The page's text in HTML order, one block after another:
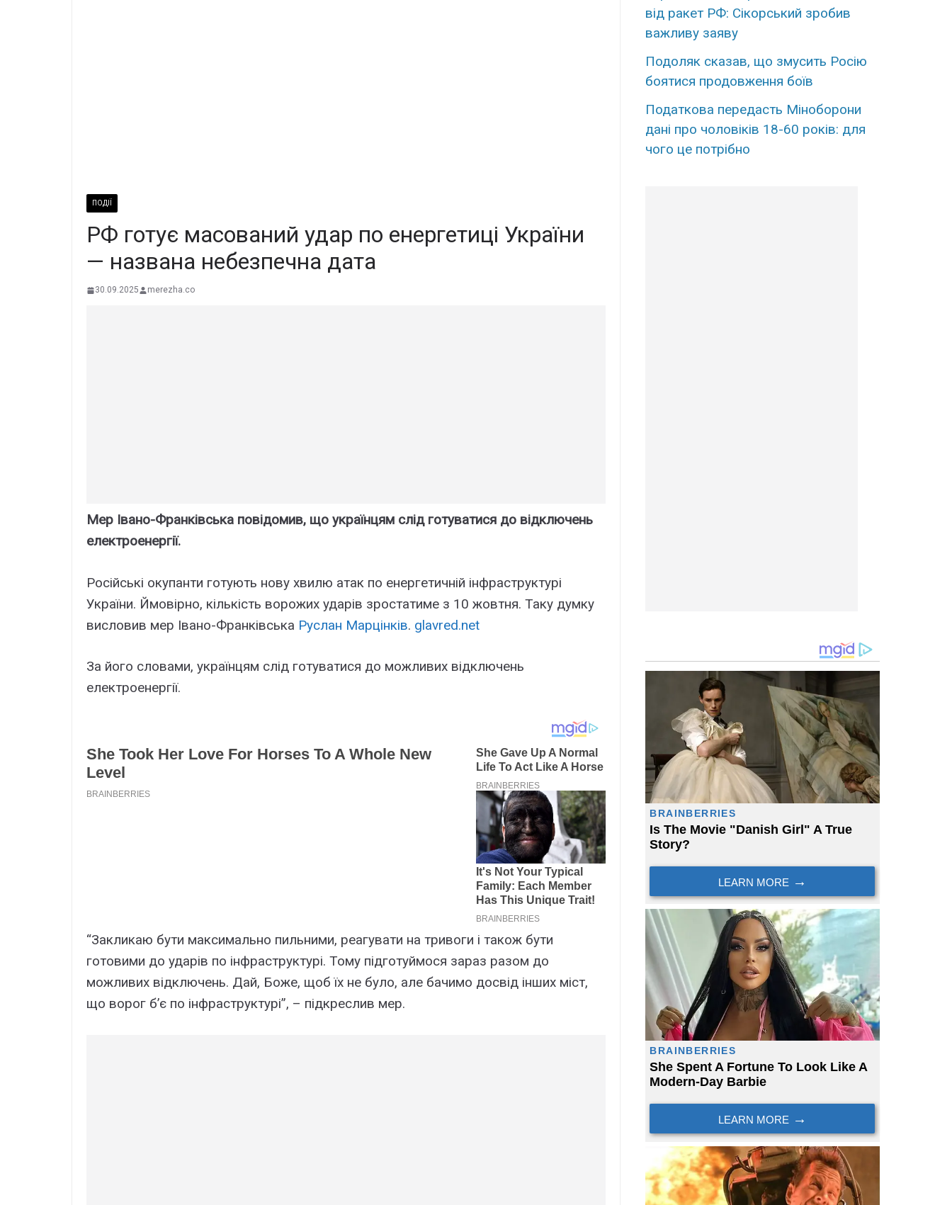
ПОДІЇ
РФ готує масований удар по енергетиці України
— названа небезпечна дата
30.09.2025 merezha.co
Мер Івано-Франківська повідомив, що українцям слід готуватися до відключень
електроенергії.
Російські окупанти готують нову хвилю атак по енергетичній інфраструктурі
України. Ймовірно, кількість ворожих ударів зростатиме з 10 жовтня. Таку думку
висловив мер Івано-Франківська Руслан Марцінків. glavred.net
За його словами, українцям слід готуватися до можливих відключень
електроенергії.
“Закликаю бути максимально пильними, реагувати на тривоги і також бути
готовими до ударів по інфраструктурі. Тому підготуймося зараз разом до
можливих відключень. Дай, Боже, щоб їх не було, але бачимо досвід інших міст,
що ворог б’є по інфраструктурі”, – підкреслив мер.
від ракет РФ: Сікорський зробив
важливу заяву
Подоляк сказав, що змусить Росію
боятися продовження боїв
Податкова передасть Міноборони
дані про чоловіків 18-60 років: для
чого це потрібно